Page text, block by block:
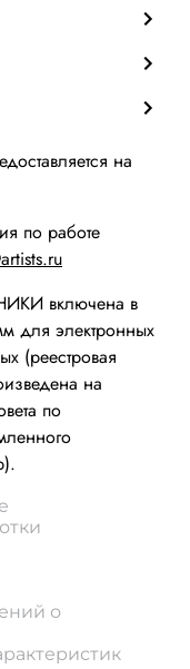
на
по работе
включена в
для электронных
(реестровая
на
по
о